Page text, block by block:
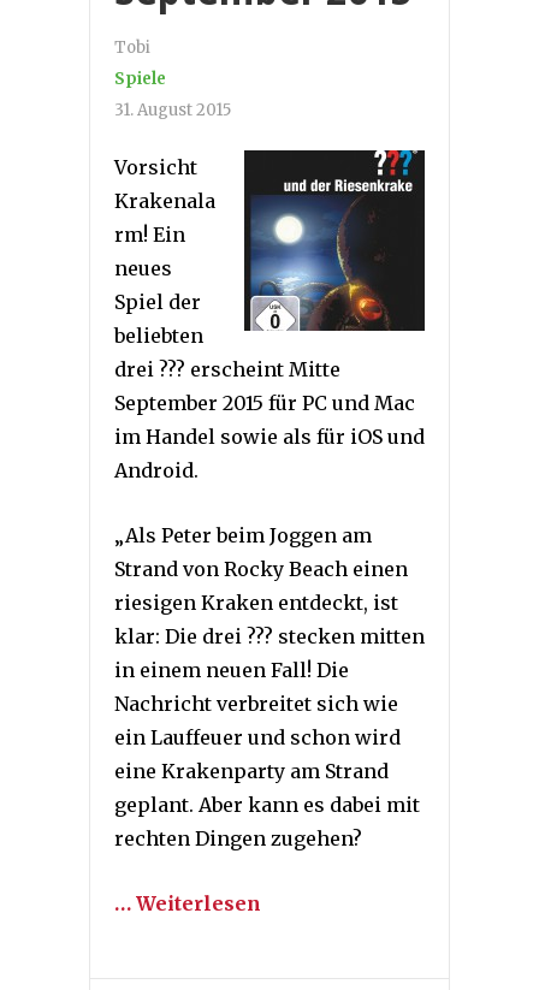
Tobi
Spiele
31. August 2015
Vorsicht
Krakenala
rm! Ein
neues
Spiel der
beliebten
drei ??? erscheint Mitte
September 2015 für PC und Mac
im Handel sowie als für iOS und
Android.
„Als Peter beim Joggen am
Strand von Rocky Beach einen
riesigen Kraken entdeckt, ist
klar: Die drei ??? stecken mitten
in einem neuen Fall! Die
Nachricht verbreitet sich wie
ein Lauffeuer und schon wird
eine Krakenparty am Strand
geplant. Aber kann es dabei mit
rechten Dingen zugehen?
… Weiterlesen